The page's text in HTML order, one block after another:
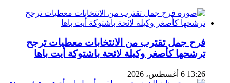
فرح جمل تقترب من الانتخابات معطيات ترجح
ترشحها كأصغر وكيلة لائحة باشتوكة أيت باها
13:26 6 أغسطس، 2026